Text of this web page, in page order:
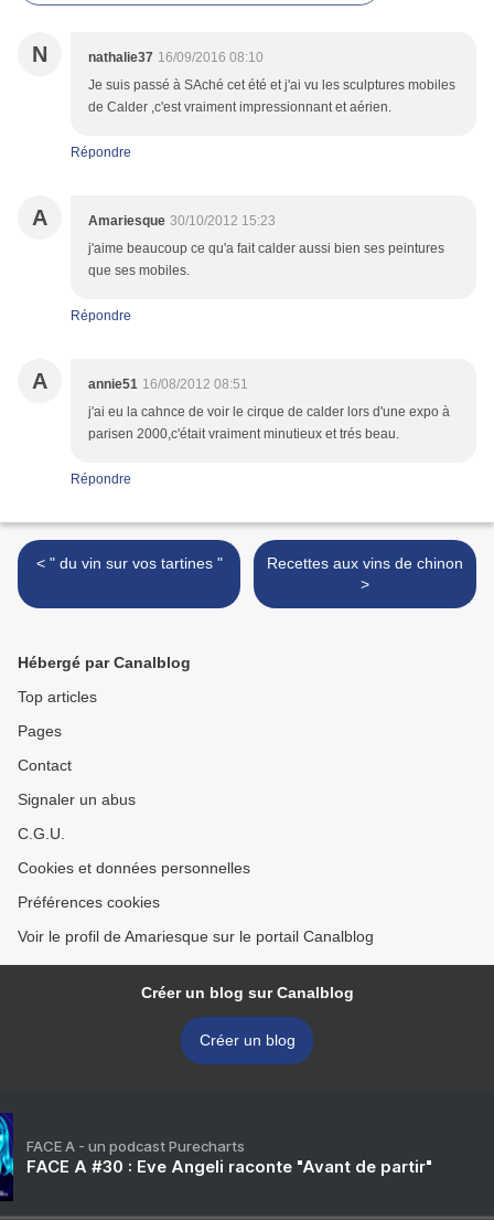
N nathalie37 16/09/2016 08:10
Je suis passé à SAché cet été et j'ai vu les sculptures mobiles
de Calder ,c'est vraiment impressionnant et aérien.
Répondre
A Amariesque 30/10/2012 15:23
j'aime beaucoup ce qu'a fait calder aussi bien ses peintures
que ses mobiles.
Répondre
A annie51 16/08/2012 08:51
j'ai eu la cahnce de voir le cirque de calder lors d'une expo à
parisen 2000,c'était vraiment minutieux et trés beau.
Répondre
< " du vin sur vos tartines "
Recettes aux vins de chinon
>
Hébergé par Canalblog
Top articles
Pages
Contact
Signaler un abus
C.G.U.
Cookies et données personnelles
Préférences cookies
Voir le profil de Amariesque sur le portail Canalblog
Créer un blog sur Canalblog
Créer un blog
FACE A - un podcast Purecharts
FACE A #30 : Eve Angeli raconte "Avant de partir"